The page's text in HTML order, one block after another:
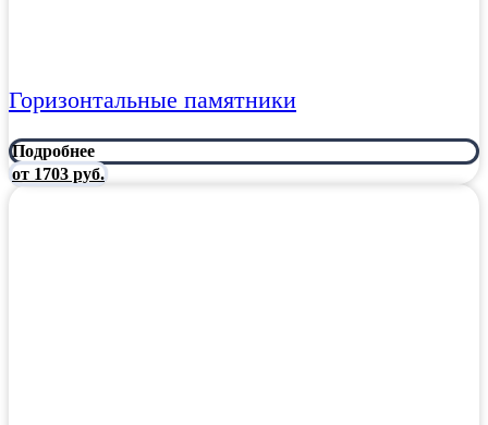
Горизонтальные памятники
Подробнее
от 1703 руб.